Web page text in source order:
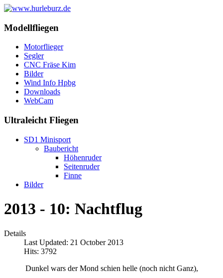
Modellfliegen
Motorflieger
Segler
CNC Fräse Kim
Bilder
Wind Info Hpbg
Downloads
WebCam
Ultraleicht Fliegen
SD1 Minisport
Baubericht
Höhenruder
Seitenruder
Finne
Bilder
2013 - 10: Nachtflug
Details
Last Updated: 21 October 2013
Hits: 3792
Dunkel wars der Mond schien helle (noch nicht Ganz),